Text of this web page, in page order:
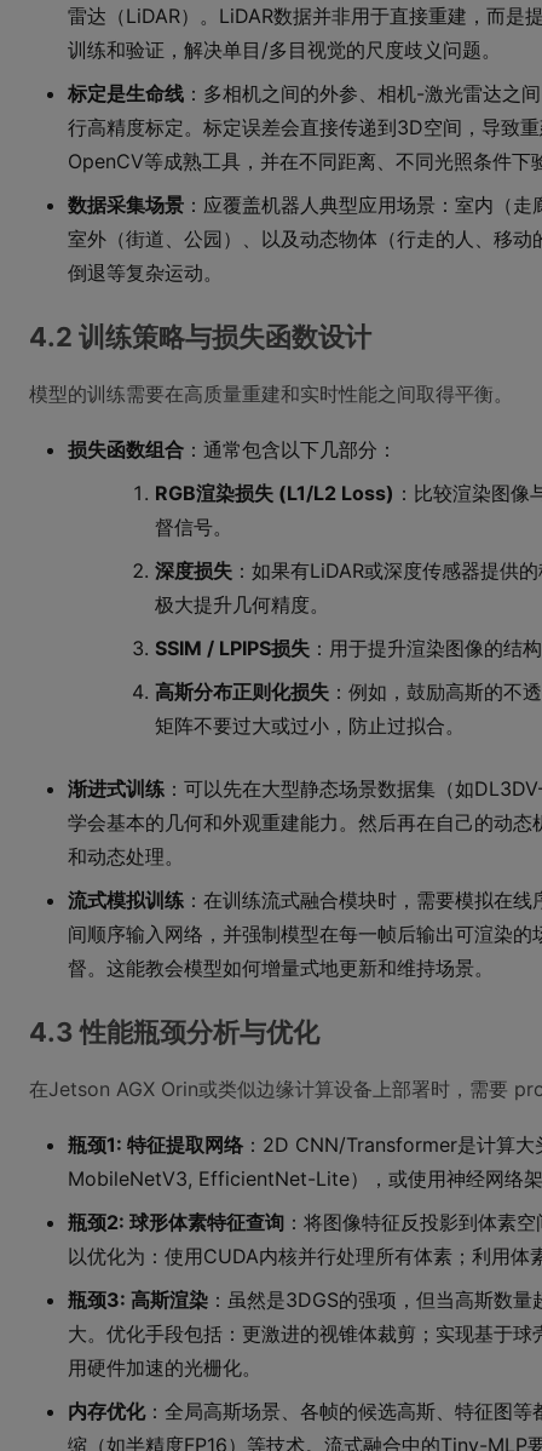
雷达（LiDAR）。LiDAR数据并非用于直接重建，而是
训练和验证，解决单目/多目视觉的尺度歧义问题。
标定是生命线 ：多相机之间的外参、相机-激光雷达之
行高精度标定。标定误差会直接传递到3D空间，导致
OpenCV等成熟工具，并在不同距离、不同光照条件下
数据采集场景 ：应覆盖机器人典型应用场景：室内（
室外（街道、公园）、以及动态物体（行走的人、移
倒退等复杂运动。
4.2 训练策略与损失函数设计
模型的训练需要在高质量重建和实时性能之间取得平衡。
损失函数组合 ：通常包含以下几部分：
RGB渲染损失 (L1/L2 Loss) ：比较渲染图
督信号。
深度损失 ：如果有LiDAR或深度传感器提供
极大提升几何精度。
SSIM / LPIPS损失 ：用于提升渲染图像的结
高斯分布正则化损失 ：例如，鼓励高斯的不
矩阵不要过大或过小，防止过拟合。
渐进式训练 ：可以先在大型静态场景数据集（如
学会基本的几何和外观重建能力。然后再在自己的动
和动态处理。
流式模拟训练 ：在训练流式融合模块时，需要模拟在
间顺序输入网络，并强制模型在每一帧后输出可渲染
督。这能教会模型如何增量式地更新和维持场景。
4.3 性能瓶颈分析与优化
在Jetson AGX Orin或类似边缘计算设备上部署时，需要
瓶颈1: 特征提取网络 ：2D CNN/Transformer是计算
MobileNetV3, EfficientNet-Lite），或使用神经网络
瓶颈2: 球形体素特征查询 ：将图像特征反投影到体素
以优化为：使用CUDA内核并行处理所有体素；利用体
瓶颈3: 高斯渲染 ：虽然是3DGS的强项，但当高斯数
大。优化手段包括：更激进的视锥体裁剪；实现基于
用硬件加速的光栅化。
内存优化：全局高斯场景、各帧的候选高斯、特征图
缩（如半精度FP16）等技术。流式融合中的Tiny-MLP